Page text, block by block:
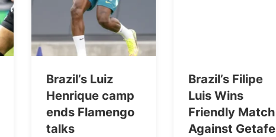
Brazil’s Luiz
Henrique camp
ends Flamengo
talks
Brazil’s Filipe
Luis Wins
Friendly Match
Against Getafe